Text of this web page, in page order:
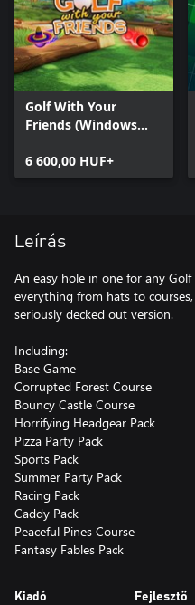
Golf With Your
Friends (Windows
6 600,00 HUF+
Leírás
An easy hole in one for any
everything from hats to
seriously decked out version.
Including:
Base Game
Corrupted Forest Course
Bouncy Castle Course
Horrifying Headgear Pack
Pizza Party Pack
Sports Pack
Summer Party Pack
Racing Pack
Caddy Pack
Peaceful Pines Course
Fantasy Fables Pack
Kiadó Fejlesztő